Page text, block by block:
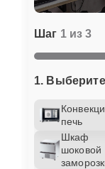
Шаг 1 из 3
1.
печь
Шкаф
шоковой